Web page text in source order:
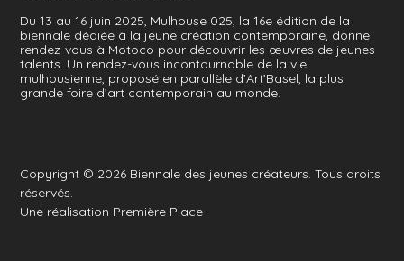
Du 13 au 16 juin 2025, Mulhouse 025, la 16e édition de la
biennale dédiée à la jeune création contemporaine, donne
rendez-vous à Motoco pour découvrir les œuvres de jeunes
talents. Un rendez-vous incontournable de la vie
mulhousienne, proposé en parallèle d’Art’Basel, la plus
grande foire d’art contemporain au monde.
Copyright © 2026 Biennale des jeunes créateurs. Tous droits
réservés.
Une réalisation Première Place